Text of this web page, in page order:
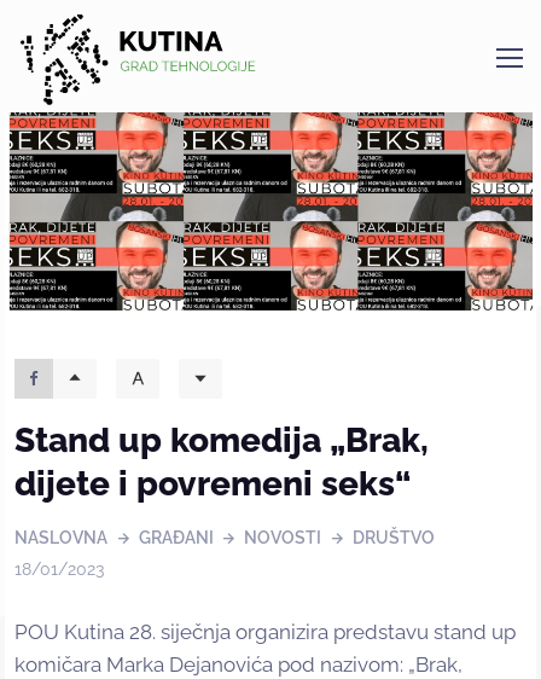
Kutina
Stand up komedija „Brak,
dijete i povremeni seks“
NASLOVNA GRAĐANI NOVOSTI
DRUŠTVO
18/01/2023
POU Kutina 28. siječnja organizira predstavu stand up
komičara Marka Dejanovića pod nazivom: „Brak,